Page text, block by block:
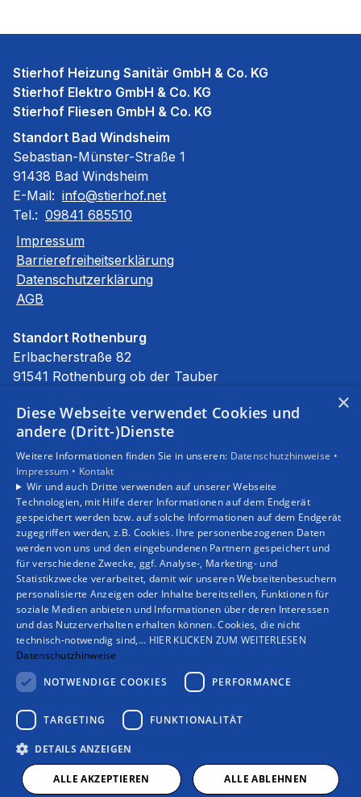
Stierhof Heizung Sanitär GmbH & Co. KG
Stierhof Elektro GmbH & Co. KG
Stierhof Fliesen GmbH & Co. KG
Standort Bad Windsheim
Sebastian-Münster-Straße 1
91438 Bad Windsheim
E-Mail: info@stierhof.net
Tel.: 09841 685510
Impressum
Barrierefreiheitserklärung
Datenschutzerklärung
AGB
Standort Rothenburg
Erlbacherstraße 82
91541 Rothenburg ob der Tauber
Tel.: 09861 94590
Unsere Bereiche
Privatkunden
Gewerbekunden
Karriere
Unternehmen
Kontakt
×
Diese Webseite verwendet Cookies und
andere (Dritt-)Dienste
Weitere Informationen finden Sie in unseren: Datenschutzhinweise •
Impressum • Kontakt
Wir und auch Dritte verwenden auf unserer Webseite
Technologien, mit Hilfe derer Informationen auf dem Endgerät
gespeichert werden bzw. auf solche Informationen auf dem Endgerät
zugegriffen werden, z.B. Cookies. Ihre personenbezogenen Daten
werden von uns und den eingebundenen Partnern gespeichert und
für verschiedene Zwecke, ggf. Analyse-, Marketing- und
Statistikzwecke verarbeitet, damit wir unseren Webseitenbesuchern
personalisierte Anzeigen oder Inhalte bereitstellen, Funktionen für
soziale Medien anbieten und Informationen über deren Interessen
und das Nutzerverhalten erhalten können. Cookies, die nicht
technisch-notwendig sind,... HIER KLICKEN ZUM WEITERLESEN
Datenschutzhinweise
NOTWENDIGE COOKIES
PERFORMANCE
TARGETING FUNKTIONALITÄT
DETAILS ANZEIGEN
ALLE AKZEPTIEREN ALLE ABLEHNEN